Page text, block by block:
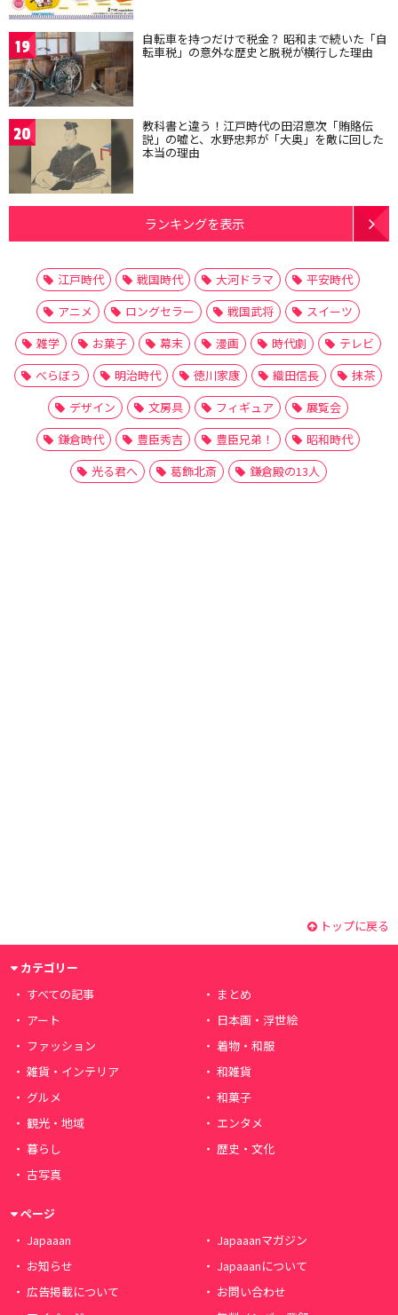
19 自転車を持つだけで税金？ 昭和まで続いた「自
転車税」の意外な歴史と脱税が横行した理由
20 教科書と違う！江戸時代の田沼意次「賄賂伝
説」の嘘と、水野忠邦が「大奥」を敵に回した
本当の理由
ランキングを表示
江戸時代 戦国時代 大河ドラマ
平安時代
アニメ
ロングセラー 戦国武将
スイーツ
雑学
お菓子 幕末 漫画 時代劇
テレビ
べらぼう
明治時代 徳川家康 織田信長
抹茶
デザイン
文房具 フィギュア
展覧会
鎌倉時代
豊臣秀吉 豊臣兄弟！
昭和時代
光る君へ
葛飾北斎 鎌倉殿の13人
トップに戻る
カテゴリー
すべての記事
まとめ
アート
日本画・浮世絵
ファッション
着物・和服
雑貨・インテリア
和雑貨
グルメ
和菓子
観光・地域
エンタメ
暮らし
歴史・文化
古写真
ページ
Japaaan
Japaaanマガジン
お知らせ
Japaaanについて
広告掲載について
お問い合わせ